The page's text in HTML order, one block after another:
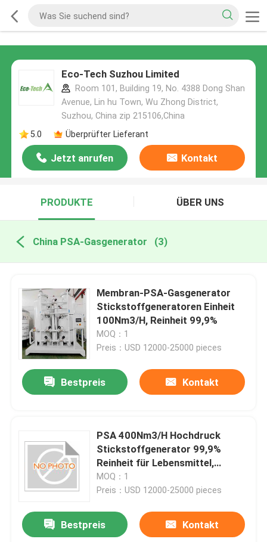
Eco-Tech Suzhou Limited
Room 101, Building 19, No. 4388 Dong Shan
Avenue, Lin hu Town, Wu Zhong District,
Suzhou, China zip 215106,China
5.0
Überprüfter Lieferant
Jetzt anrufen Kontakt
PRODUKTE ÜBER UNS
China PSA-Gasgenerator (3)
Membran-PSA-Gasgenerator
Stickstoffgeneratoren Einheit
100Nm3/H, Reinheit 99,9%
MOQ：1
Preis：USD 12000-25000 pieces
Bestpreis Kontakt
PSA 400Nm3/H Hochdruck
Stickstoffgenerator 99,9%
Reinheit für Lebensmittel,
Metallurgie, Chemie
MOQ：1
Preis：USD 12000-25000 pieces
Bestpreis Kontakt